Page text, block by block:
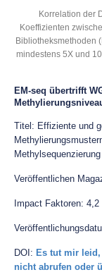
Korrelation der
Koeffizienten
Bibliotheksmethoden
mindestens 5X und
EM-seq übertrifft
Titel: Effiziente und
Methylsequenzierung
Veröffentlichen
Impact Faktoren: 4,2
DOI: Es tut mir
nicht abrufen oder